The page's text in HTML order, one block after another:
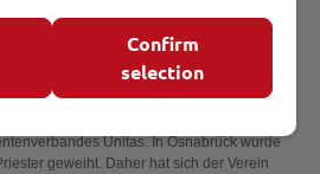
Unitas. In Osnabrück wurde
geweiht. Daher hat sich der Verein
Confirm
selection